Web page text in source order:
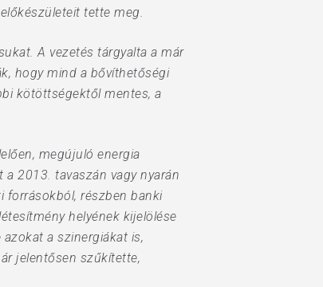
tette meg.
A vezetés tárgyalta a már
hogy mind a bővíthetőségi
kötöttségektől mentes, a
megújuló energia
2013. tavaszán vagy nyarán
forrásokból, részben banki
helyének kijelölése
a szinergiákat is,
jelentősen szűkítette,